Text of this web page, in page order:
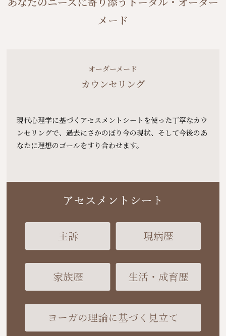
メード
オーダーメード
カウンセリング
現代心理学に基づくアセスメントシートを使った丁寧なカウ
ンセリングで、過去にさかのぼり今の現状、そして今後のあ
なたに理想のゴールをすり合わせます。